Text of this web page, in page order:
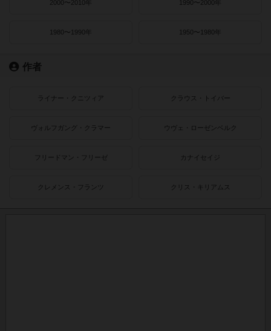
2000〜2010年 1990〜2000年
1980〜1990年 1950〜1980年
作者
ライナー・クニツィア クラウス・トイバー
ヴォルフガング・クラマー ウヴェ・ローゼンベルク
フリードマン・フリーゼ カナイセイジ
クレメンス・フランツ クリス・キリアムス